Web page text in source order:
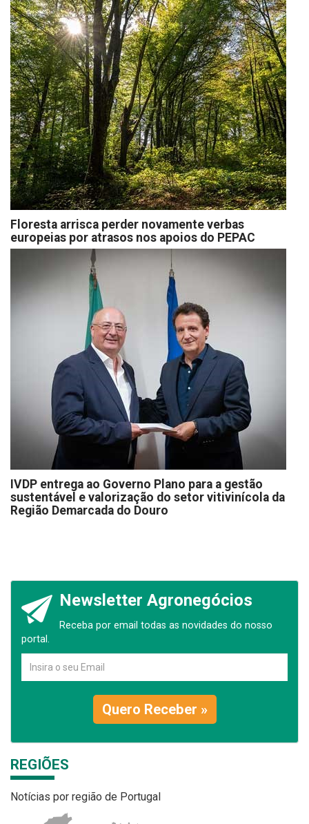
Floresta arrisca perder novamente verbas
europeias por atrasos nos apoios do PEPAC
IVDP entrega ao Governo Plano para a gestão
sustentável e valorização do setor vitivinícola da
Região Demarcada do Douro
Newsletter Agronegócios
Receba por email todas as novidades do nosso
portal.
Quero Receber »
REGIÕES
Notícias por região de Portugal